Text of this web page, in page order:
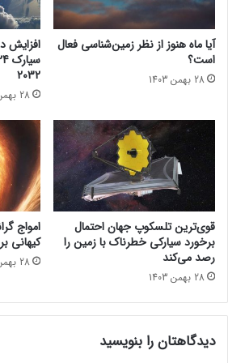
حتما بخوانید :
آیا ناسا نشانه‌هایی
پیدا کرده است؟
مجله خبری lastech
فرازمینی
ی‌
ش
و
د
ز
ح
ا
ف
م
ن
ی
پ
ی
ا
ر
آیا ماه هنوز از نظر زمین‌شناسی فعال
است؟
28 بهمن 1403
افزایش
2032
28 بهمن 1403
قوی‌ترین تلسکوپ جهان احتمال
برخورد سیارکی خطرناک با زمین را
رصد می‌کند
28 بهمن 1403
امواج
کیهانی
28 بهمن 1403
دیدگاهتان را بنویسید